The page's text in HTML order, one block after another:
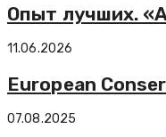
Опыт лучших.
11.06.2026
European
07.08.2025